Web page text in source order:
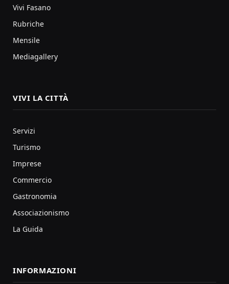
Vivi Fasano
Rubriche
Mensile
Mediagallery
VIVI LA CITTÀ
Servizi
Turismo
Imprese
Commercio
Gastronomia
Associazionismo
La Guida
INFORMAZIONI